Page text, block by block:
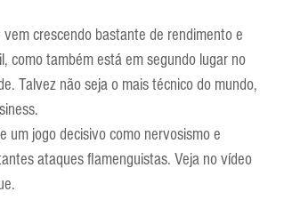
crescendo bastante de rendimento e
como também está em segundo lugar no
Talvez não seja o mais técnico do mundo,
um jogo decisivo como nervosismo e
ataques flamenguistas. Veja no vídeo